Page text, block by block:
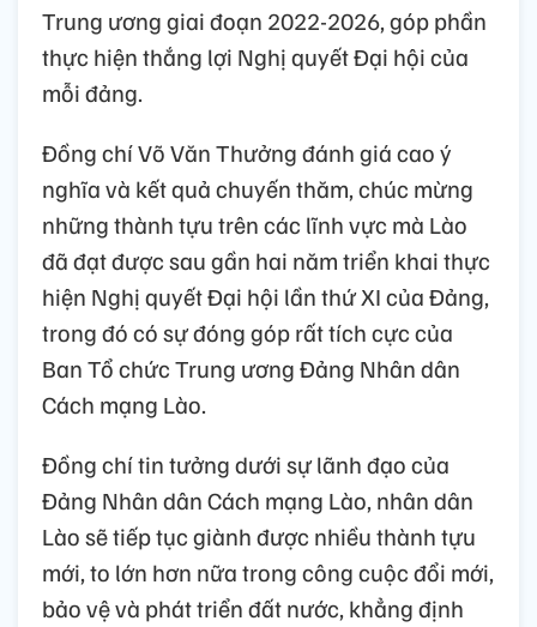
Trung ương giai đoạn 2022-2026, góp phần
thực hiện thắng lợi Nghị quyết Đại hội của
mỗi đảng.
Đồng chí Võ Văn Thưởng đánh giá cao ý
nghĩa và kết quả chuyến thăm, chúc mừng
những thành tựu trên các lĩnh vực mà Lào
đã đạt được sau gần hai năm triển khai thực
hiện Nghị quyết Đại hội lần thứ XI của Đảng,
trong đó có sự đóng góp rất tích cực của
Ban Tổ chức Trung ương Đảng Nhân dân
Cách mạng Lào.
Đồng chí tin tưởng dưới sự lãnh đạo của
Đảng Nhân dân Cách mạng Lào, nhân dân
Lào sẽ tiếp tục giành được nhiều thành tựu
mới, to lớn hơn nữa trong công cuộc đổi mới,
bảo vệ và phát triển đất nước, khẳng định